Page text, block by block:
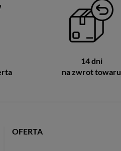
14 dni
na zwrot towaru
OFERTA